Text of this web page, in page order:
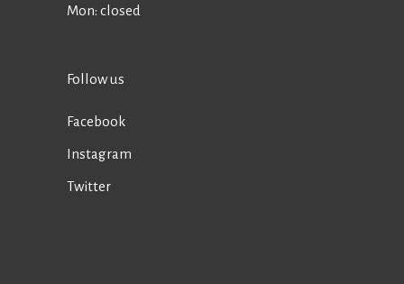
Mon: closed
Follow us
Facebook
Instagram
Twitter